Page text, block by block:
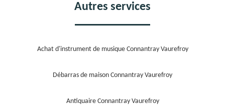
Autres services
Achat d'instrument de musique Connantray Vaurefroy
Débarras de maison Connantray Vaurefroy
Antiquaire Connantray Vaurefroy